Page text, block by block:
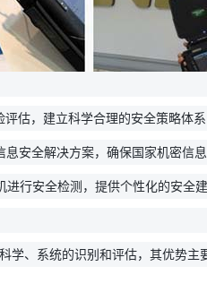
估，建立科学合理的安全策略体
安全解决方案，确保国家机密信息
行安全检测，提供个性化的安全建
学、系统的识别和评估，其优势